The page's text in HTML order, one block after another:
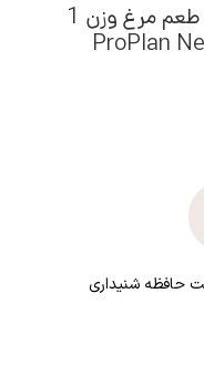
غذا خشک سگ بالغ پروپلن نوروکر طعم مرغ وزن 1